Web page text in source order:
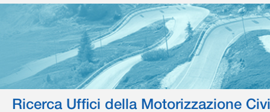
Ricerca Uffici della Motorizzazione